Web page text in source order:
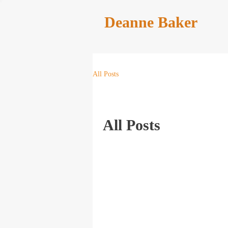
Deanne Baker
All Posts
All Posts